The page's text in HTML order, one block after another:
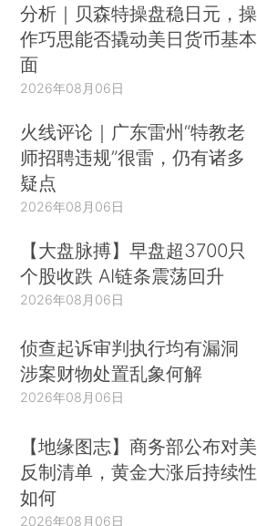
分析｜贝森特操盘稳日元，操
作巧思能否撬动美日货币基本
面
2026年08月06日
火线评论｜广东雷州“特教老
师招聘违规”很雷，仍有诸多
疑点
2026年08月06日
【大盘脉搏】早盘超3700只
个股收跌 AI链条震荡回升
2026年08月06日
侦查起诉审判执行均有漏洞
涉案财物处置乱象何解
2026年08月06日
【地缘图志】商务部公布对美
反制清单，黄金大涨后持续性
如何
2026年08月06日